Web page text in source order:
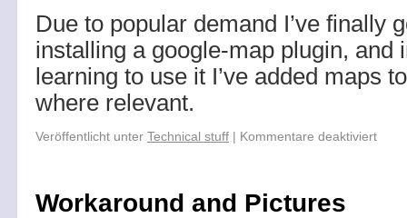
Due to popular demand I’ve finally
installing a google-map plugin, and
learning to use it I’ve added maps
where relevant.
Veröffentlicht unter Technical stuff | Kommentare deaktiviert
Workaround and Pictures